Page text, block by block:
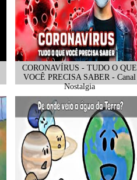
CORONAVÍRUS - TUDO O QUE
VOCÊ PRECISA SABER - Canal
Nostalgia